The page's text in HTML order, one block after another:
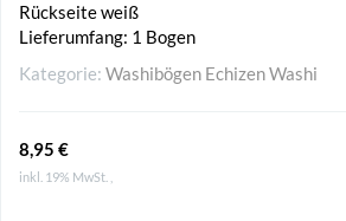
Rückseite weiß
Lieferumfang: 1 Bogen
Kategorie: Washibögen Echizen Washi
8,95 €
inkl. 19% MwSt. ,